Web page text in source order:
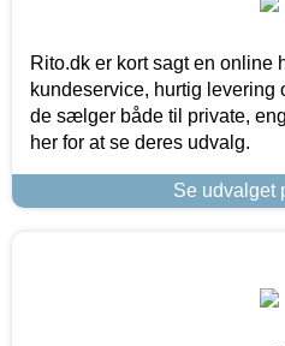
Rito.dk er kort sagt en online
kundeservice, hurtig levering
de sælger både til private,
her for at se deres udvalg.
Se udvalget